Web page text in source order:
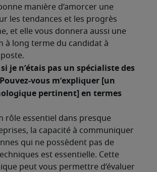
manière d’amorcer une
les tendances et les progrès
et elle vous donnera aussi une
à long terme du candidat à
je n’étais pas un spécialiste des
vous m’expliquer [un
pertinent] en termes
rôle essentiel dans presque
la capacité à communiquer
qui ne possèdent pas de
est essentielle. Cette
peut vous permettre d’évaluer